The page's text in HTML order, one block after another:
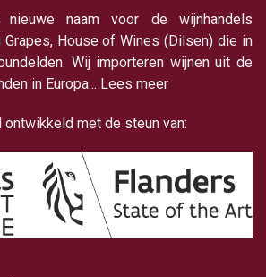
naam voor de wijnhandels
Grapes, House of Wines (Dilsen) die in
Wij importeren wijnen uit de
in Europa... Lees meer
met de steun van: